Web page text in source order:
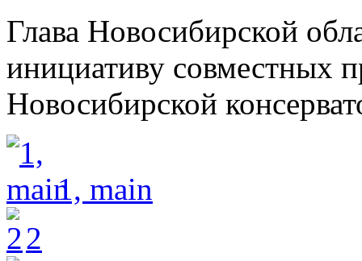
Глава Новосибирской
инициативу совместных
Новосибирской
1, main
2